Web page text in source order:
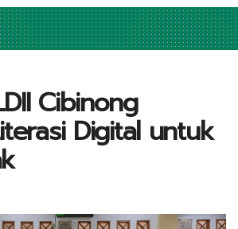
Cibinong
Digital untuk